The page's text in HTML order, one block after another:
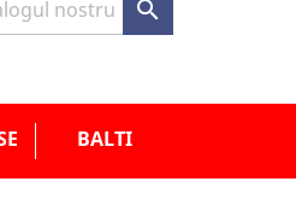

BALTI